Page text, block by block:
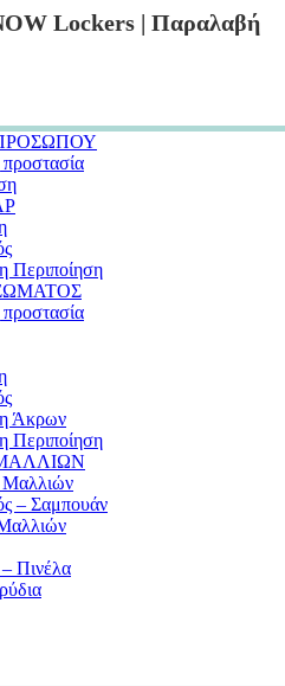
Lockers | Παραλαβή
Περιποίηση
Άκρων
Περιποίηση
– Σαμπουάν
Πινέλα